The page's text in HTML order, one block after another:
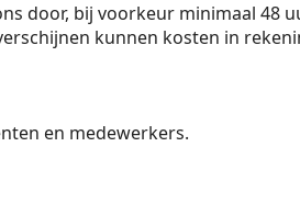
door, bij voorkeur minimaal 48
kunnen kosten in
en medewerkers.